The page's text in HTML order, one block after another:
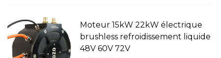
Moteur 15kW 22kW électrique
brushless refroidissement liquide
48V 60V 72V